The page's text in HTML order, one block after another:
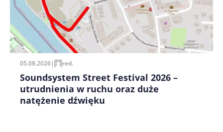
Zapamiętaj moje dane w tej przeglądarce podczas
pisania kolejnych komentarzy.
05.08.2026| red.
Soundsystem Street Festival 2026 –
utrudnienia w ruchu oraz duże
natężenie dźwięku